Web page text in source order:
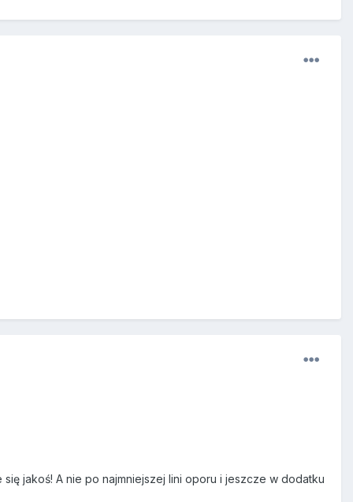
jakoś! A nie po najmniejszej lini oporu i jeszcze w dodatku